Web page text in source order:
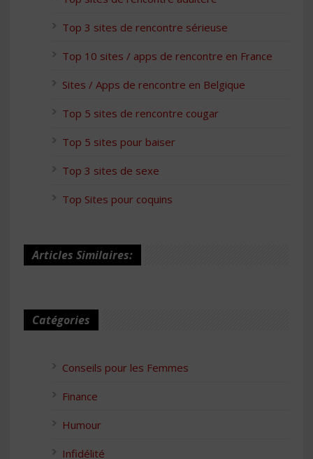
Top 3 sites de rencontre sérieuse
Top 10 sites / apps de rencontre en France
Sites / Apps de rencontre en Belgique
Top 5 sites de rencontre cougar
Top 5 sites pour baiser
Top 3 sites de sexe
Top Sites pour coquins
Articles Similaires:
Catégories
Conseils pour les Femmes
Finance
Humour
Infidélité